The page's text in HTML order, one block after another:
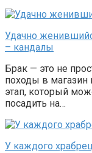
Удачно
– кандалы
Брак — это не
походы в
этап, который
посадить на…
У каждого